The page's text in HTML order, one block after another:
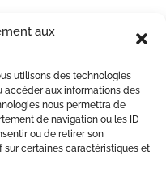
aux
utilisons des technologies
accéder aux informations des
nous permettra de
de navigation ou les ID
ou de retirer son
sur certaines caractéristiques et
2021-1040 du 5 août 2021
une obligation
réservés I Mention Légales